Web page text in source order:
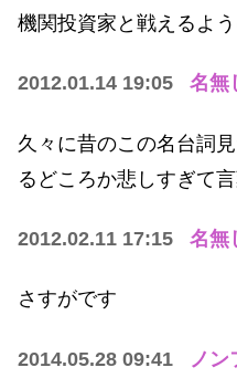
機関投資家と戦えるよ
2012.01.14 19:05 名無
久々に昔のこの名台詞
るどころか悲しすぎて
2012.02.11 17:15 名無
さすがです
2014.05.28 09:41 ノン